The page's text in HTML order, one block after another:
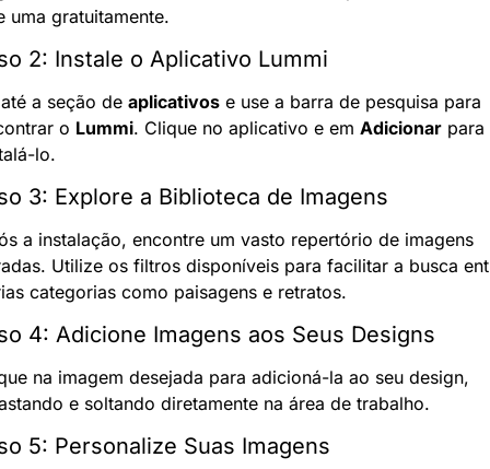
uma gratuitamente.
2: Instale o Aplicativo Lummi
a seção de aplicativos e use a barra de pesquisa para
o Lummi. Clique no aplicativo e em Adicionar para
lo.
3: Explore a Biblioteca de Imagens
a instalação, encontre um vasto repertório de imagens
Utilize os filtros disponíveis para facilitar a busca
categorias como paisagens e retratos.
4: Adicione Imagens aos Seus Designs
na imagem desejada para adicioná-la ao seu design,
e soltando diretamente na área de trabalho.
5: Personalize Suas Imagens